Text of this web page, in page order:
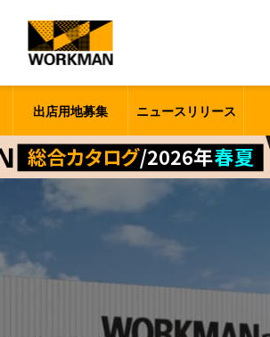
出店用地募集 ニュースリリース